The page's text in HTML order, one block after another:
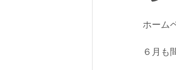
ホーム
６月も